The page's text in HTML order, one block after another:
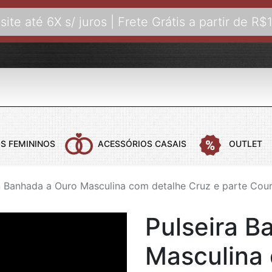
até 6X s/ juros | Frete Grátis a partir de
COLARES COM PINGENTE
COLARES BANHADOS A OURO
FEMININOS
ANÉIS
ANÉIS DE
ACESSÓRIOS CASAIS OUTLET
Banhada a Ouro Masculina com detalhe Cruz e parte
Pulseira